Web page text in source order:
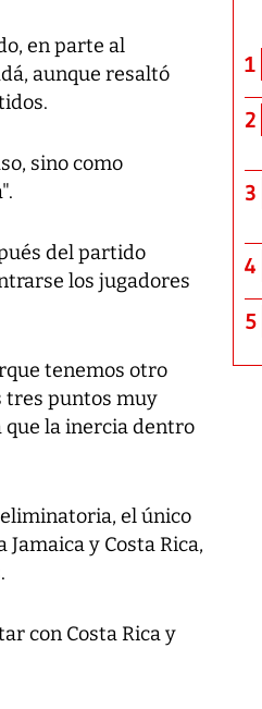
en parte al
aunque resaltó
sino como
del partido
los jugadores
tenemos otro
tres puntos muy
la inercia dentro
el único
y Costa Rica,
con Costa Rica y
1
2
3
4
5